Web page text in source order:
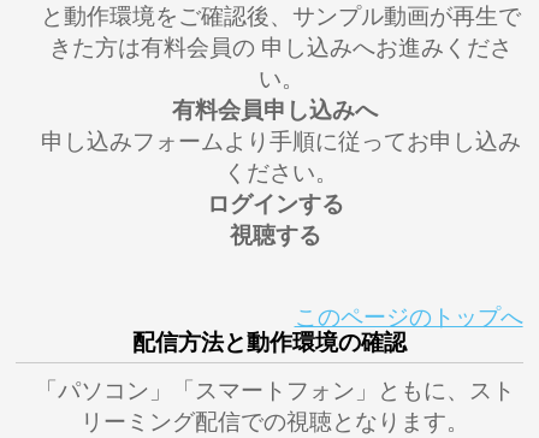
と動作環境をご確認後、サンプル動画が再生で
きた方は有料会員の 申し込みへお進みくださ
い。
有料会員申し込みへ
申し込みフォームより手順に従ってお申し込み
ください。
ログインする
視聴する
このページのトップへ
配信方法と動作環境の確認
「パソコン」「スマートフォン」ともに、スト
リーミング配信での視聴となります。